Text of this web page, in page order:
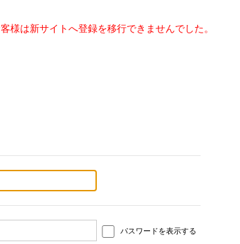
様は新サイトへ登録を移行できませんでした。
パスワードを表示する